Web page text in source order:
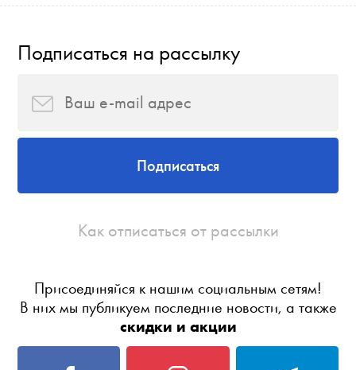
Подписаться на рассылку
Подписаться
Как отписаться от рассылки
Присоединяйся к нашим социальным сетям!
В них мы публикуем последние новости, а также
скидки и акции